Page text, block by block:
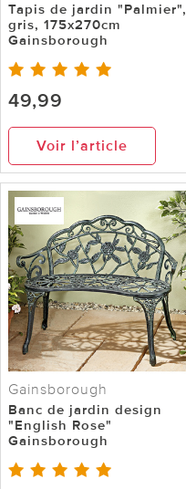
Tapis de jardin "Palmier",
gris, 175x270cm
Gainsborough
49,99
Voir l’article
Gainsborough
Banc de jardin design
"English Rose"
Gainsborough